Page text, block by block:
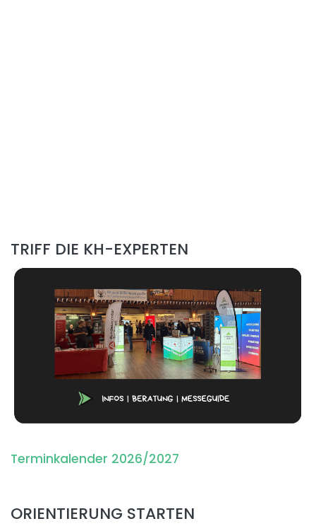
TRIFF DIE KH-EXPERTEN
Terminkalender 2026/2027
ORIENTIERUNG STARTEN